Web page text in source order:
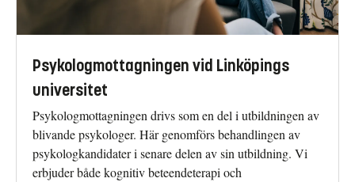
Psykologmottagningen vid Linköpings
universitet
Psykologmottagningen drivs som en del i utbildningen av
blivande psykologer. Här genomförs behandlingen av
psykologkandidater i senare delen av sin utbildning. Vi
erbjuder både kognitiv beteendeterapi och